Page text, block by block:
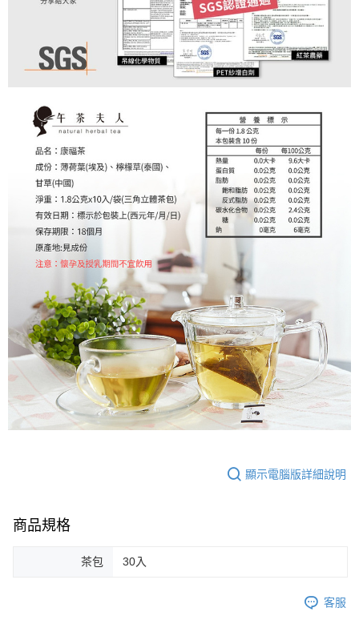
顯示電腦版詳細說明
商品規格
茶包 30入
客服